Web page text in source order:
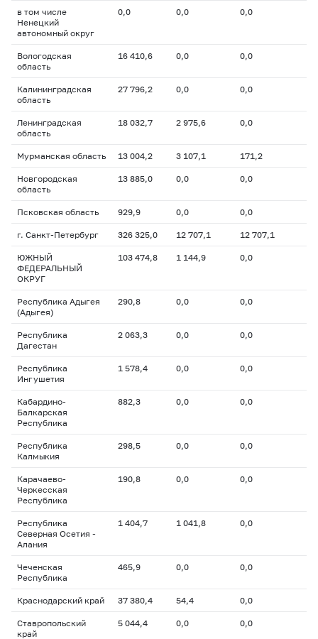
в том числе
Ненецкий
автономный округ
0,0 0,0 0,0
Вологодская
область
16 410,6 0,0 0,0
Калининградская
область
27 796,2 0,0 0,0
Ленинградская
область
18 032,7 2 975,6 0,0
Мурманская область 13 004,2 3 107,1 171,2
Новгородская
область
13 885,0 0,0 0,0
Псковская область 929,9 0,0 0,0
г. Санкт-Петербург 326 325,0 12 707,1 12 707,1
ЮЖНЫЙ
ФЕДЕРАЛЬНЫЙ
ОКРУГ
103 474,8 1 144,9 0,0
Республика Адыгея
(Адыгея)
290,8 0,0 0,0
Республика
Дагестан
2 063,3 0,0 0,0
Республика
Ингушетия
1 578,4 0,0 0,0
Кабардино-
Балкарская
Республика
882,3 0,0 0,0
Республика
Калмыкия
298,5 0,0 0,0
Карачаево-
Черкесская
Республика
190,8 0,0 0,0
Республика
Северная Осетия -
Алания
1 404,7 1 041,8 0,0
Чеченская
Республика
465,9 0,0 0,0
Краснодарский край 37 380,4 54,4 0,0
Ставропольский
край
5 044,4 0,0 0,0